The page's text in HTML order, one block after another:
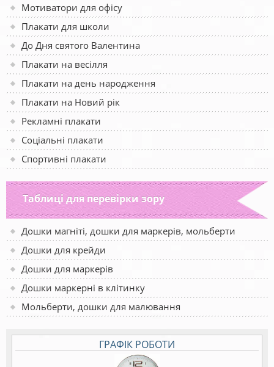
Мотиватори для офісу
Плакати для школи
До Дня святого Валентина
Плакати на весілля
Плакати на день народження
Плакати на Новий рік
Рекламні плакати
Соціальні плакати
Спортивні плакати
Таблиці для перевірки зору
Дошки магніті, дошки для маркерів, мольберти
Дошки для крейди
Дошки для маркерів
Дошки маркерні в клітинку
Мольберти, дошки для малювання
ГРАФІК РОБОТИ